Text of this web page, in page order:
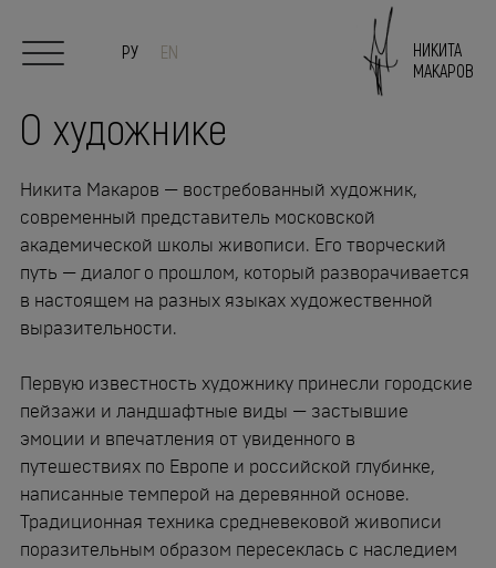
Главная
О художнике
Живопись
Скульптура/Керамика
Выставки
СМИ
Мастерская
РУ EN
НИКИТА
МАКАРОВ
О художнике
Никита Макаров — востребованный художник,
современный представитель московской
академической школы живописи. Его творческий
путь — диалог о прошлом, который разворачивается
в настоящем на разных языках художественной
выразительности.
Первую известность художнику принесли городские
пейзажи и ландшафтные виды — застывшие
эмоции и впечатления от увиденного в
путешествиях по Европе и российской глубинке,
написанные темперой на деревянной основе.
Традиционная техника средневековой живописи
поразительным образом пересеклась с наследием